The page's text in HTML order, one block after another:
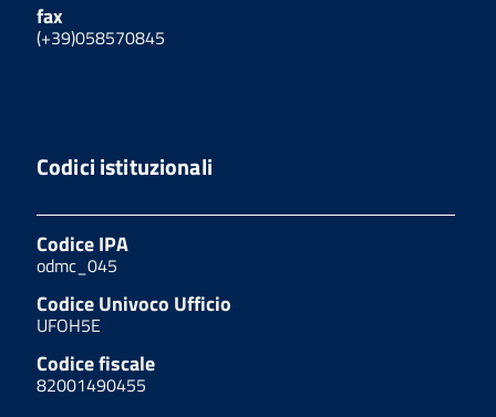
fax
(+39)058570845
Codici istituzionali
Codice IPA
odmc_045
Codice Univoco Ufficio
UFOH5E
Codice fiscale
82001490455